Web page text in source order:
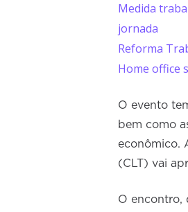
Medida
jornada
Reforma
Home office
O evento
bem como
econômico.
(CLT) vai
O encontro,